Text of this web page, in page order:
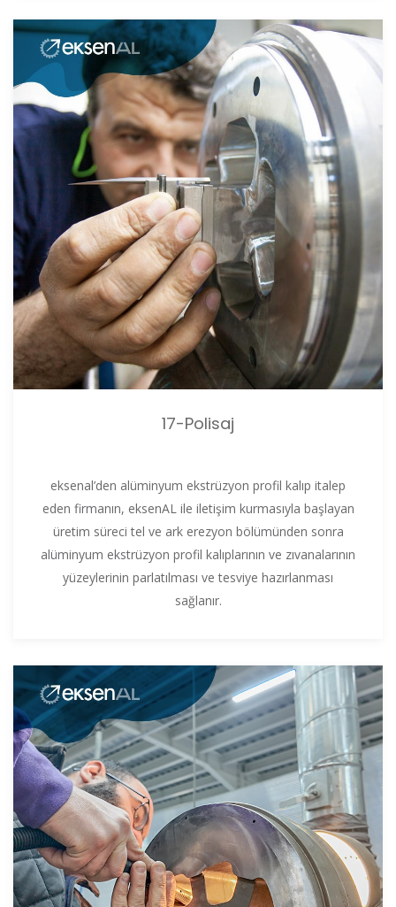
17-Polisaj
eksenal’den alüminyum ekstrüzyon profil kalıp italep
eden firmanın, eksenAL ile iletişim kurmasıyla başlayan
üretim süreci tel ve ark erezyon bölümünden sonra
alüminyum ekstrüzyon profil kalıplarının ve zıvanalarının
yüzeylerinin parlatılması ve tesviye hazırlanması
sağlanır.